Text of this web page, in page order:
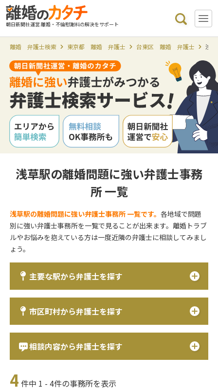
朝日新聞社運営 離婚・不倫慰謝料の解決をサポート
離婚 弁護士検索 東京都 離婚 弁護士 台東区 離婚 弁護士 浅
浅草駅の離婚問題に強い弁護士事務
所 一覧
浅草駅の離婚問題に強い弁護士事務所 一覧です。各地域で問題
別に強い弁護士事務所を一覧で見ることが出来ます。離婚トラブ
ルやお悩みを抱えている方は一度近隣の弁護士に相談してみまし
ょう。
主要な駅から弁護士を探す
市区町村から弁護士を探す
相談内容から弁護士を探す
4 件中 1 - 4件の事務所を表示